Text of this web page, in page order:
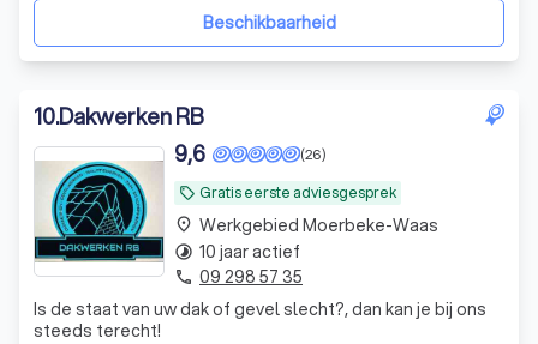
Beschikbaarheid
10.Dakwerken RB
local_offer Gratis eerste adviesgesprek
(26)
9,6
Is de staat van uw dak of gevel slecht?, dan kan je bij ons
steeds terecht!
place Werkgebied Moerbeke-Waas
timelapse 10 jaar actief
phone 09 298 57 35